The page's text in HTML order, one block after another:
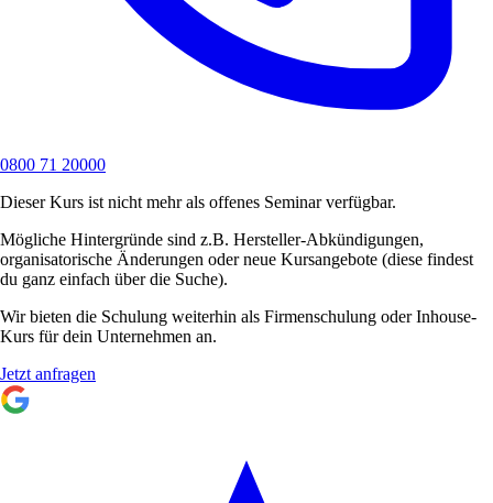
0800 71 20000
Dieser Kurs ist nicht mehr als offenes Seminar verfügbar.
Mögliche Hintergründe sind z.B. Hersteller-Abkündigungen,
organisatorische Änderungen oder neue Kursangebote (diese findest
du ganz einfach über die Suche).
Wir bieten die Schulung weiterhin als Firmenschulung oder Inhouse-
Kurs für dein Unternehmen an.
Jetzt anfragen